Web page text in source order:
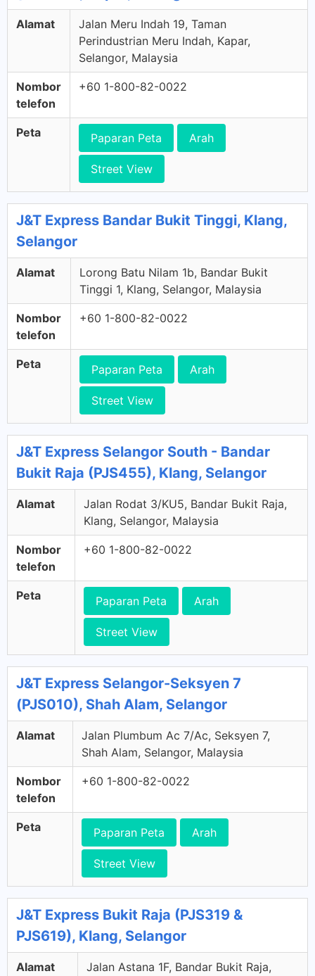
Alamat
Jalan Meru Indah 19, Taman
Perindustrian Meru Indah, Kapar,
Selangor, Malaysia
Nombor
telefon
+60 1-800-82-0022
Peta Paparan Peta Arah
Street View
J&T Express Bandar Bukit Tinggi, Klang,
Selangor
Alamat
Lorong Batu Nilam 1b, Bandar Bukit
Tinggi 1, Klang, Selangor, Malaysia
Nombor
telefon
+60 1-800-82-0022
Peta Paparan Peta Arah
Street View
J&T Express Selangor South - Bandar
Bukit Raja (PJS455), Klang, Selangor
Alamat
Jalan Rodat 3/KU5, Bandar Bukit Raja,
Klang, Selangor, Malaysia
Nombor
telefon
+60 1-800-82-0022
Peta Paparan Peta Arah
Street View
J&T Express Selangor-Seksyen 7
(PJS010), Shah Alam, Selangor
Alamat
Jalan Plumbum Ac 7/Ac, Seksyen 7,
Shah Alam, Selangor, Malaysia
Nombor
telefon
+60 1-800-82-0022
Peta Paparan Peta Arah
Street View
J&T Express Bukit Raja (PJS319 &
PJS619), Klang, Selangor
Alamat
Jalan Astana 1F, Bandar Bukit Raja,